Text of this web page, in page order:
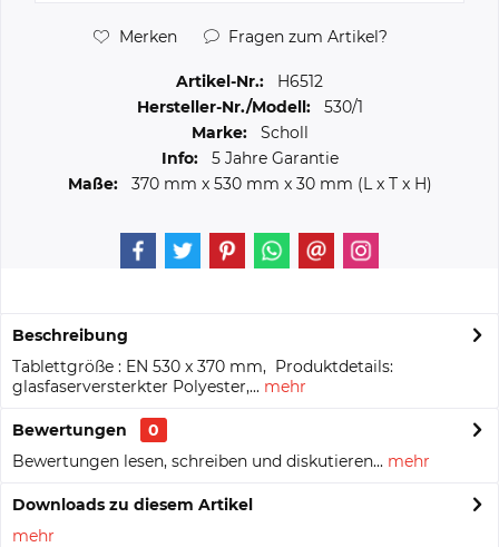
Merken Fragen zum Artikel?
Artikel-Nr.:
H6512
Hersteller-Nr./Modell:
530/1
Marke:
Scholl
Info:
5 Jahre Garantie
Maße:
370 mm x 530 mm x 30 mm (L x T x H)
Beschreibung
Tablettgröße : EN 530 x 370 mm, Produktdetails:
glasfaserversterkter Polyester,... mehr
Bewertungen
0
Bewertungen lesen, schreiben und diskutieren... mehr
Downloads zu diesem Artikel
mehr